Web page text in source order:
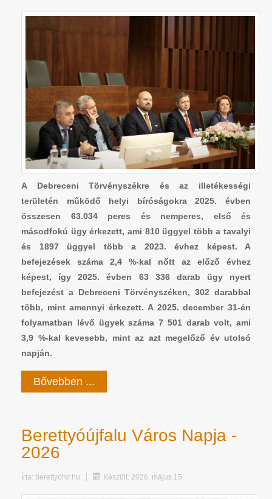
A Debreceni Törvényszékre és az illetékességi
területén működő helyi bíróságokra 2025. évben
összesen 63.034 peres és nemperes, első és
másodfokú ügy érkezett, ami 810 üggyel több a tavalyi
és 1897 üggyel több a 2023. évhez képest. A
befejezések száma 2,4 %-kal nőtt az előző évhez
képest, így 2025. évben 63 336 darab ügy nyert
befejezést a Debreceni Törvényszéken, 302 darabbal
több, mint amennyi érkezett. A 2025. december 31-én
folyamatban lévő ügyek száma 7 501 darab volt, ami
3,9 %-kal kevesebb, mint az azt megelőző év utolsó
napján.
Bővebben ...
Berettyóújfalu Város Napja -
2026
Írta: berettyohir.hu Készült: 2026. május 15.